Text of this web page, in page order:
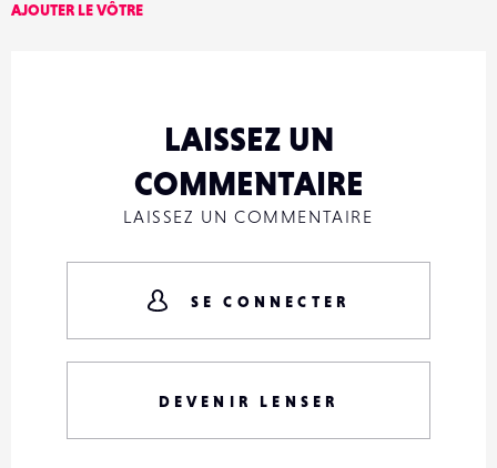
AJOUTER LE VÔTRE
LAISSEZ UN
COMMENTAIRE
LAISSEZ UN COMMENTAIRE
SE CONNECTER
DEVENIR LENSER